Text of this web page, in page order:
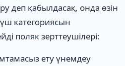
деп қабылдасақ, онда өзін
категориясын
поляк зерттеушілері:
ету үнемдеу